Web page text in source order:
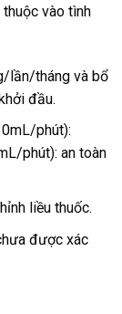
vào tình
lần/tháng và bổ
đầu.
phút):
phút): an toàn
liều thuốc.
được xác